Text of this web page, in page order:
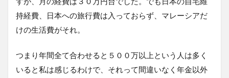
持経費、日本への旅行費は入っておらず、マレーシアだ
けの生活費がそれ。
つまり年間全て合わせると５００万以上という人は多く
いると私は感じるわけで、それって間違いなく年金以外